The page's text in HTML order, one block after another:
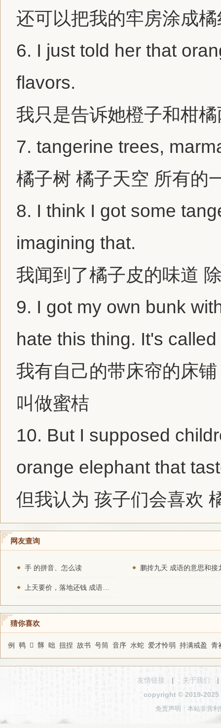
还可以把我的牢房涂成
6. I just told her that
flavors.
我只是告诉她橙子和柑
7. tangerine trees,
橘子树 橘子天空 所有的
8. I think I got some
imagining that.
我闻到了橘子皮的味道
9. I got my own bunk
hate this thing. It's
我有自己的带床帘的床
叫做蜜桔
10. But I supposed
orange elephant that
但我认为 孩子们会喜欢
网友查询
手 的拼音、怎么读 鹏抟九天 成语的意思和接
猜你喜欢
例 䴓 𣔱 䯟 昢 扭捏 故书 号筒 音序 水蛇 爱才怜弱 持满戒盈 青
友情链接 | 关于我们
copyright © 2019-2025
免责声明：本站非营